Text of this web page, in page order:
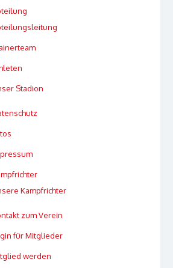
Stadion
Kampfrichter
zum Verein
für Mitglieder
werden